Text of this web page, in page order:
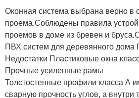
Оконная система выбрана верно в
проема.Соблюдены правила
проемов в доме из бревен и
ПВХ систем для деревянного дома
Недостатки Пластиковые окна
Прочные усиленные рамы
Толстостенные профили класса А
сварную прочность углов, а внутри